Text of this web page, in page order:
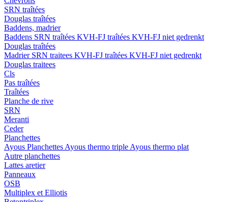
SRN traîtées
Douglas traîtées
Baddens, madrier
Baddens SRN traîtées KVH-FJ traîtées KVH-FJ niet gedrenkt
Douglas traîtées
Madrier SRN traitees KVH-FJ traîtées KVH-FJ niet gedrenkt
Douglas traitees
Cls
Pas traîtées
Traîtées
Planche de rive
SRN
Meranti
Ceder
Planchettes
Ayous Planchettes Ayous thermo triple Ayous thermo plat
Autre planchettes
Lattes aretier
Panneaux
OSB
Multiplex et Elliotis